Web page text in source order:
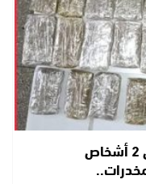
فرقة مكافحة العصابات طَاحْتْ عْلَى 2 أشخاص